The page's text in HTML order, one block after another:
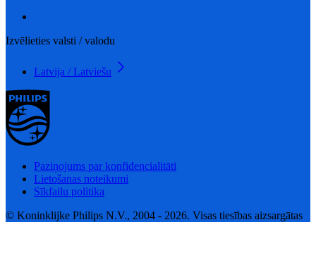
Izvēlieties valsti / valodu
Latvija / Latviešu
Paziņojums par konfidencialitāti
Lietošanas noteikumi
Sīkfailu politika
© Koninklijke Philips N.V., 2004 - 2026. Visas tiesības aizsargātas